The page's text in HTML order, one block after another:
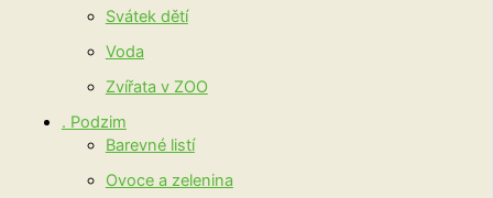
Svátek dětí
Voda
Zvířata v ZOO
. Podzim
Barevné listí
Ovoce a zelenina